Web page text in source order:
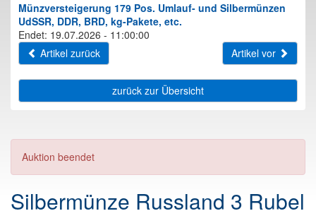
Münzversteigerung 179 Pos. Umlauf- und Silbermünzen
UdSSR, DDR, BRD, kg-Pakete, etc.
Endet: 19.07.2026 - 11:00:00
Artikel zurück
Artikel vor
zurück zur Übersicht
Auktion beendet
Silbermünze Russland 3 Rubel